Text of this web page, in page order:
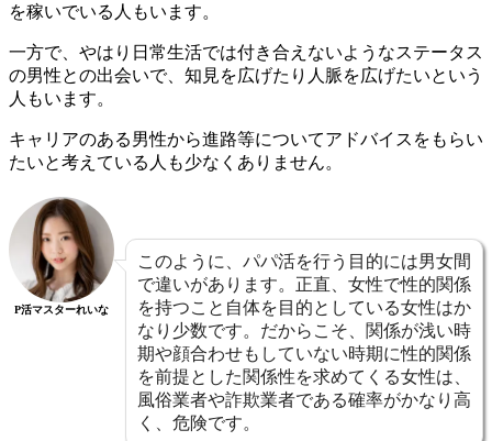
を稼いでいる人もいます。
一方で、やはり日常生活では付き合えないようなステータス
の男性との出会いで、知見を広げたり人脈を広げたいという
人もいます。
キャリアのある男性から進路等についてアドバイスをもらい
たいと考えている人も少なくありません。
P活マスターれいな
このように、パパ活を行う目的には男女間
で違いがあります。正直、女性で性的関係
を持つこと自体を目的としている女性はか
なり少数です。だからこそ、関係が浅い時
期や顔合わせもしていない時期に性的関係
を前提とした関係性を求めてくる女性は、
風俗業者や詐欺業者である確率がかなり高
く、危険です。